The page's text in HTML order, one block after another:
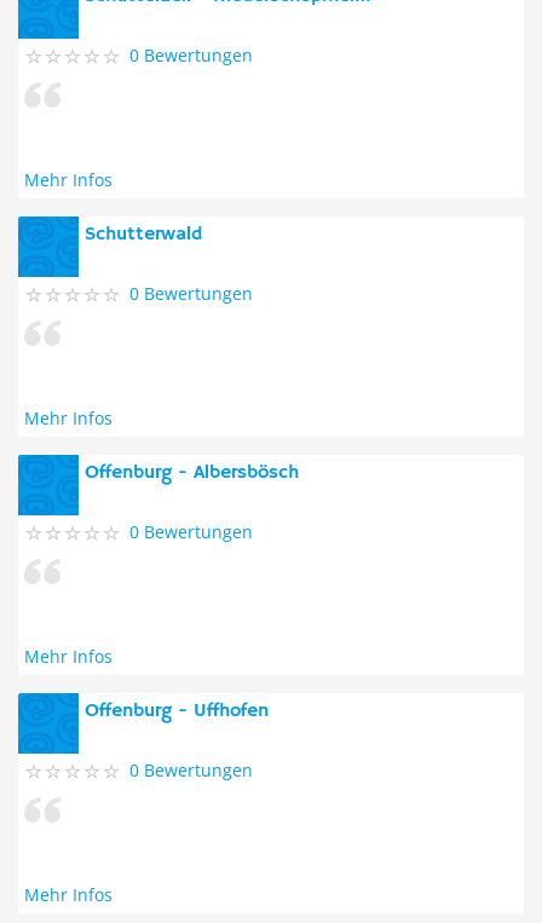
0 Bewertungen
Mehr Infos
Schutterwald
0 Bewertungen
Mehr Infos
Offenburg - Albersbösch
0 Bewertungen
Mehr Infos
Offenburg - Uffhofen
0 Bewertungen
Mehr Infos